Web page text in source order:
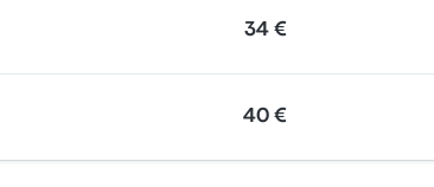
34 €
40 €